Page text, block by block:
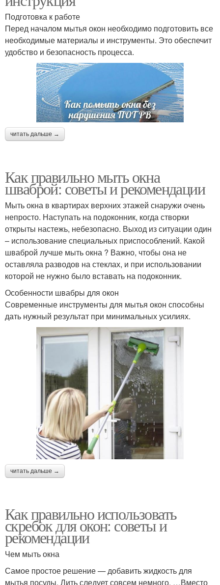
Подготовка к работе
Перед началом мытья окон необходимо подготовить все
необходимые материалы и инструменты. Это обеспечит
удобство и безопасность процесса.
читать дальше →
Как правильно мыть окна
шваброй: советы и рекомендации
Мыть окна в квартирах верхних этажей снаружи очень
непросто. Наступать на подоконник, когда створки
открыты настежь, небезопасно. Выход из ситуации один
– использование специальных приспособлений. Какой
шваброй лучше мыть окна ? Важно, чтобы она не
оставляла разводов на стеклах, и при использовании
которой не нужно было вставать на подоконник.
Особенности швабры для окон
Современные инструменты для мытья окон способны
дать нужный результат при минимальных усилиях.
читать дальше →
Как правильно использовать
скребок для окон: советы и
рекомендации
Чем мыть окна
Самое простое решение — добавить жидкость для
мытья посуды. Лить следует совсем немного. …Вместо